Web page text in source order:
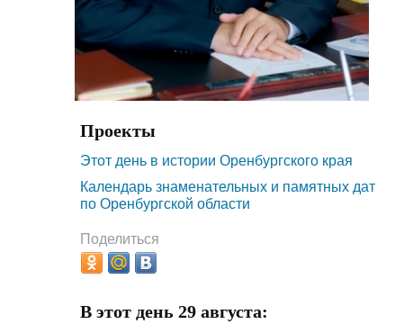
Проекты
Этот день в истории Оренбургского края
Календарь знаменательных и памятных дат
по Оренбургской области
Поделиться
В этот день 29 августа: